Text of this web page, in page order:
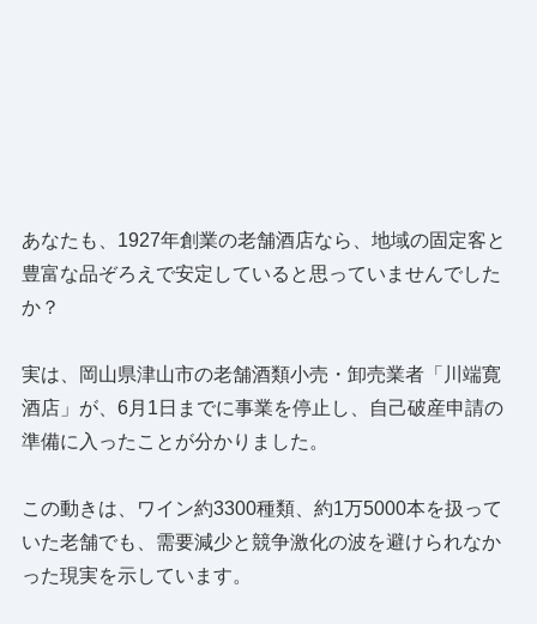
あなたも、1927年創業の老舗酒店なら、地域の固定客と
豊富な品ぞろえで安定していると思っていませんでした
か？
実は、岡山県津山市の老舗酒類小売・卸売業者「川端寛
酒店」が、6月1日までに事業を停止し、自己破産申請の
準備に入ったことが分かりました。
この動きは、ワイン約3300種類、約1万5000本を扱って
いた老舗でも、需要減少と競争激化の波を避けられなか
った現実を示しています。